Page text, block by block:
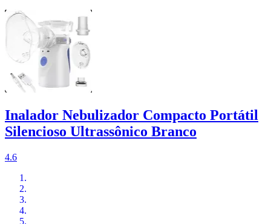
Inalador Nebulizador Compacto Portátil
Silencioso Ultrassônico Branco
4.6